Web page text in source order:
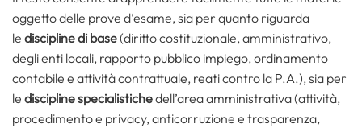
oggetto delle prove d’esame, sia per quanto riguarda
le discipline di base(diritto costituzionale, amministrativo,
degli enti locali, rapporto pubblico impiego, ordinamento
contabile e attività contrattuale, reati contro la P.A.), sia per
le discipline specialistichedell’area amministrativa (attività,
procedimento e privacy, anticorruzione e trasparenza,